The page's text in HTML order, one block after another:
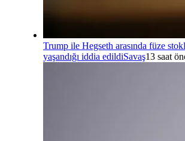
Trump ile Hegseth arasında füze
yaşandığı iddia edildiSavaş13 saat